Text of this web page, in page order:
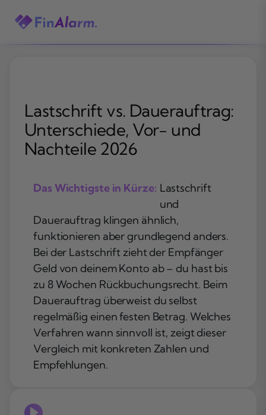
Inhalt
Lastschrift vs. Dauerauftrag:
Unterschiede, Vor- und
Nachteile 2026
Das Wichtigste in Kürze: Lastschrift
und
Dauerauftrag klingen ähnlich,
funktionieren aber grundlegend anders.
Bei der Lastschrift zieht der Empfänger
Geld von deinem Konto ab – du hast bis
zu 8 Wochen Rückbuchungsrecht. Beim
Dauerauftrag überweist du selbst
regelmäßig einen festen Betrag. Welches
Verfahren wann sinnvoll ist, zeigt dieser
Vergleich mit konkreten Zahlen und
Empfehlungen.